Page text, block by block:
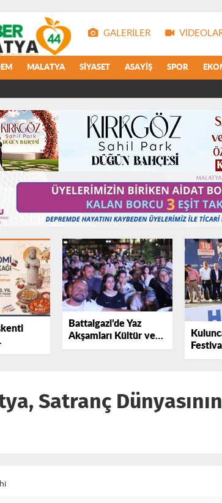
GALERILER
MALATYA SIYASET ASAYIŞ SPOR
Battalgazi’de Yaz
Akşamları Kültür ve
Eğlenceyle
Birlik
Satranç